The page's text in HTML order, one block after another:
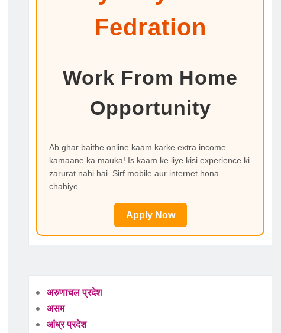
Fedration
Work From Home
Opportunity
Ab ghar baithe online kaam karke extra income
kamaane ka mauka! Is kaam ke liye kisi experience ki
zarurat nahi hai. Sirf mobile aur internet hona
chahiye.
Apply Now
अरुणाचल प्रदेश
असम
आंध्र प्रदेश